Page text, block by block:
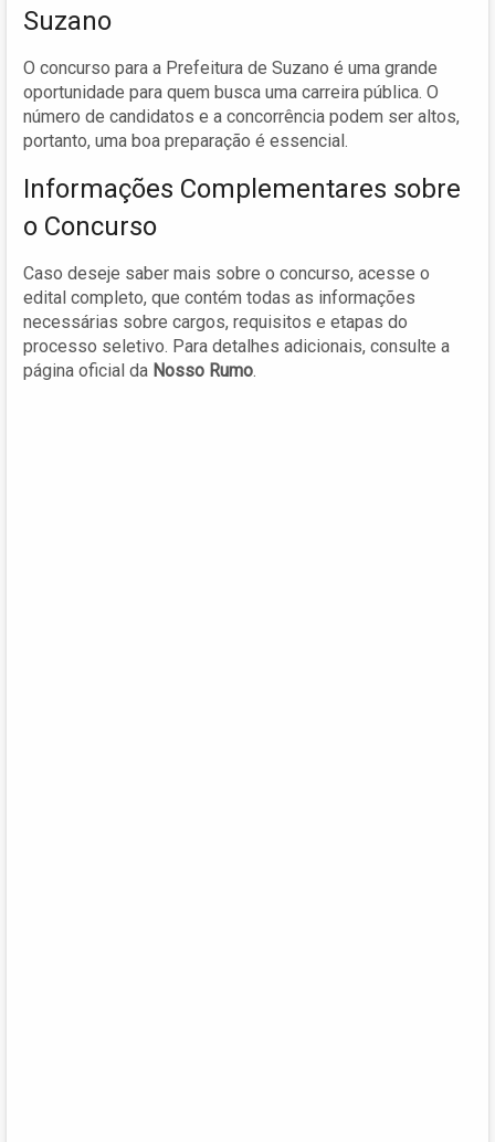
Suzano
O concurso para a Prefeitura de Suzano é uma grande
oportunidade para quem busca uma carreira pública. O
número de candidatos e a concorrência podem ser altos,
portanto, uma boa preparação é essencial.
Informações Complementares sobre
o Concurso
Caso deseje saber mais sobre o concurso, acesse o
edital completo, que contém todas as informações
necessárias sobre cargos, requisitos e etapas do
processo seletivo. Para detalhes adicionais, consulte a
página oficial da Nosso Rumo.